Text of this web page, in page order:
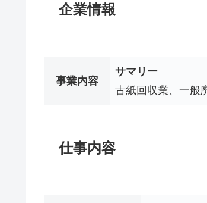
企業情報
事業内容
サマリー
古紙回収業、一般
仕事内容